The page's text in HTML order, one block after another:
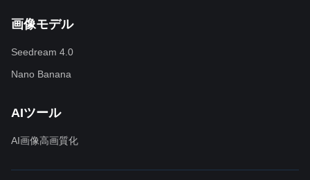
画像モデル
Seedream 4.0
Nano Banana
AIツール
AI画像高画質化